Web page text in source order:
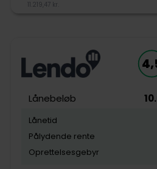
Lendme blev etableret i 2016
låneudbyder sammenligning
en ansøgning kan modtage
og långivere.
kundeservice@lendme.dk
Carl Jacobsens Vej 16, ST,
11.219,47 kr.
4,0
Tilgængelighed
Lånebeløb
Lånetid
Pålydende rente
Oprettelsesgebyr